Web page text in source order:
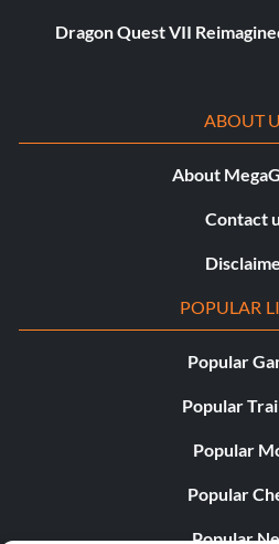
Dragon Quest VII
ABOUT
About
Contact
POPULAR
Popular
Popular
Popular
Popular
Popular